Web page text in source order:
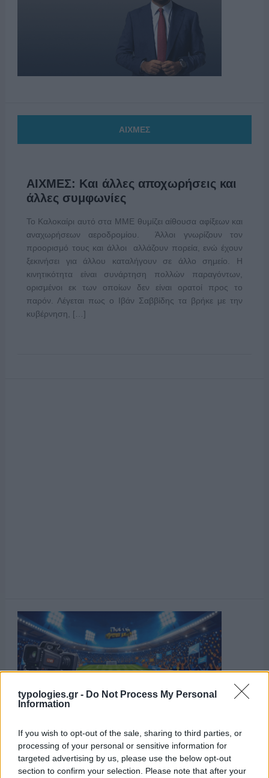
typologies.gr - Do Not Process My Personal
Information
If you wish to opt-out of the sale, sharing to third parties, or
processing of your personal or sensitive information for
targeted advertising by us, please use the below opt-out
section to confirm your selection. Please note that after your
ΑΙΧΜΕΣ
ΑΙΧΜΕΣ: Και άλλες αποχωρήσεις και
άλλες συμφωνίες
Το Καλοκαίρι αυτό στα ΜΜΕ θυμίζει αίθουσα αφίξεων και
αναχωρήσεων αεροδρομίου. Άλλοι γνωρίζουν τον
προορισμό τους και άλλοι αλλάζουν πορεία, ενώ έχουν
ξεκινήσει για άλλου καταλήγουν σε άλλο σημείο. Η
κινητικότητα είναι συνάρτηση πολλών παραγόντων,
ορισμένοι εκ των οποίων δεν είναι ορατοί προς το
παρόν. Λέγεται πως ο Ιβάν Σαββίδης τα βρήκε με την
κυβέρνηση, […]